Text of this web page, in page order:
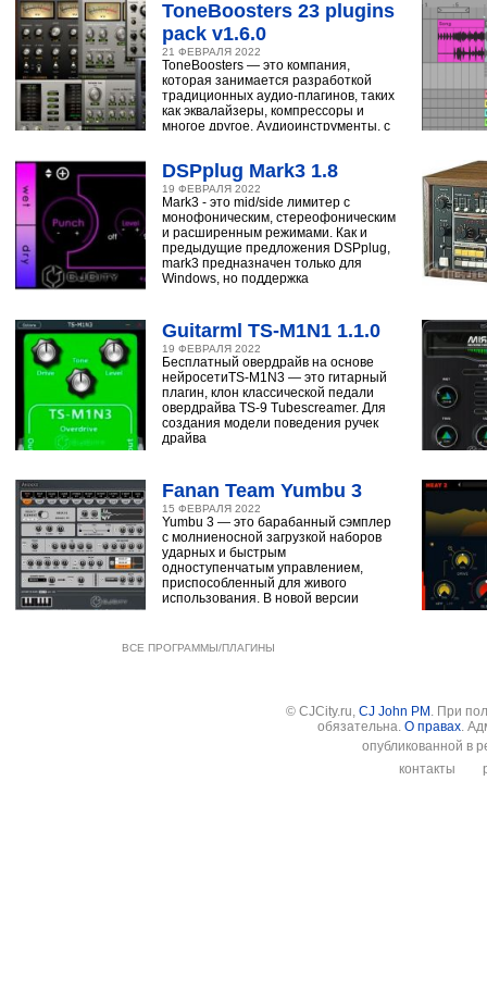
ToneBoosters 23 plugins
pack v1.6.0
21 ФЕВРАЛЯ 2022
ToneBoosters — это компания,
которая занимается разработкой
традиционных аудио-плагинов, таких
как эквалайзеры, компрессоры и
многое другое. Аудиоинструменты, с
DSPplug Mark3 1.8
19 ФЕВРАЛЯ 2022
Mark3 - это mid/side лимитер с
монофоническим, стереофоническим
и расширенным режимами. Как и
предыдущие предложения DSPplug,
mark3 предназначен только для
Windows, но поддержка
Guitarml TS-M1N1 1.1.0
19 ФЕВРАЛЯ 2022
Бесплатный овердрайв на основе
нейросетиTS-M1N3 — это гитарный
плагин, клон классической педали
овердрайва TS-9 Tubescreamer. Для
создания модели поведения ручек
драйва
Fanan Team Yumbu 3
15 ФЕВРАЛЯ 2022
Yumbu 3 — это барабанный сэмплер
с молниеносной загрузкой наборов
ударных и быстрым
одноступенчатым управлением,
приспособленный для живого
использования. В новой версии
ВСЕ ПРОГРАММЫ/ПЛАГИНЫ
© CJCity.ru, CJ John PM . При
обязательна. О правах.
опубликованной в
контакты